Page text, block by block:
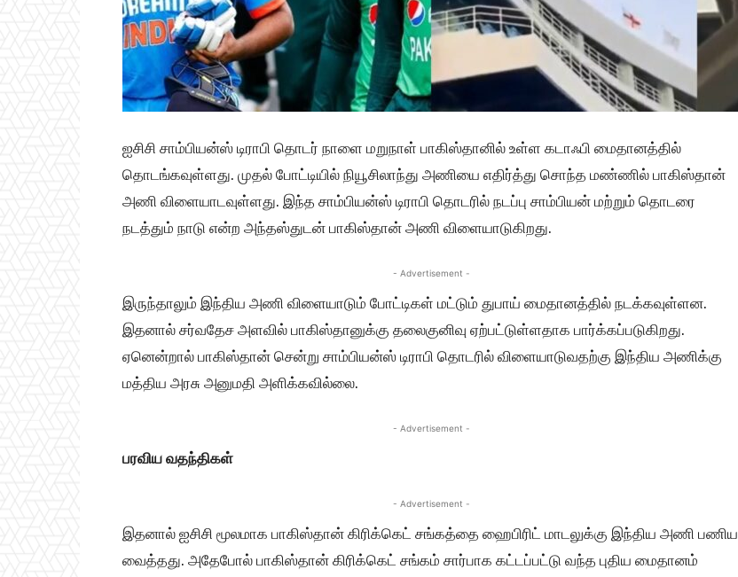
ஐசிசி சாம்பியன்ஸ் டிராபி தொடர் நாளை மறுநாள் பாகிஸ்தானில் உள்ள கடாஃபி மைதானத்தில்
தொடங்கவுள்ளது. முதல் போட்டியில் நியூசிலாந்து அணியை எதிர்த்து சொந்த மண்ணில் பாகிஸ்தான்
அணி விளையாடவுள்ளது. இந்த சாம்பியன்ஸ் டிராபி தொடரில் நடப்பு சாம்பியன் மற்றும் தொடரை
நடத்தும் நாடு என்ற அந்தஸ்துடன் பாகிஸ்தான் அணி விளையாடுகிறது.
- Advertisement -
இருந்தாலும் இந்திய அணி விளையாடும் போட்டிகள் மட்டும் துபாய் மைதானத்தில் நடக்கவுள்ளன.
இதனால் சர்வதேச அளவில் பாகிஸ்தானுக்கு தலைகுனிவு ஏற்பட்டுள்ளதாக பார்க்கப்படுகிறது.
ஏனென்றால் பாகிஸ்தான் சென்று சாம்பியன்ஸ் டிராபி தொடரில் விளையாடுவதற்கு இந்திய அணிக்கு
மத்திய அரசு அனுமதி அளிக்கவில்லை.
- Advertisement -
பரவிய வதந்திகள்
- Advertisement -
இதனால் ஐசிசி மூலமாக பாகிஸ்தான் கிரிக்கெட் சங்கத்தை ஹைபிரிட் மாடலுக்கு இந்திய அணி பணிய
வைத்தது. அதேபோல் பாகிஸ்தான் கிரிக்கெட் சங்கம் சார்பாக கட்டப்பட்டு வந்த புதிய மைதானம்